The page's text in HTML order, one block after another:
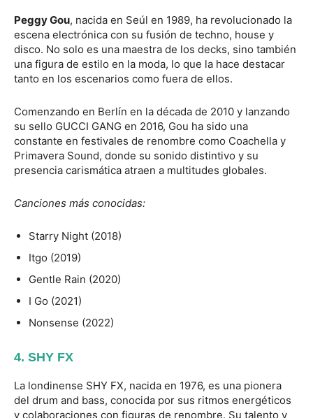
Peggy Gou, nacida en Seúl en 1989, ha revolucionado la
escena electrónica con su fusión de techno, house y
disco. No solo es una maestra de los decks, sino también
una figura de estilo en la moda, lo que la hace destacar
tanto en los escenarios como fuera de ellos.
Comenzando en Berlín en la década de 2010 y lanzando
su sello GUCCI GANG en 2016, Gou ha sido una
constante en festivales de renombre como Coachella y
Primavera Sound, donde su sonido distintivo y su
presencia carismática atraen a multitudes globales.
Canciones más conocidas:
Starry Night (2018)
Itgo (2019)
Gentle Rain (2020)
I Go (2021)
Nonsense (2022)
4. SHY FX
La londinense SHY FX, nacida en 1976, es una pionera
del drum and bass, conocida por sus ritmos energéticos
y colaboraciones con figuras de renombre. Su talento y